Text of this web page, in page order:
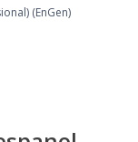
(EnGen)